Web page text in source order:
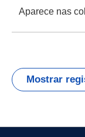
Aparece nas
Mostrar